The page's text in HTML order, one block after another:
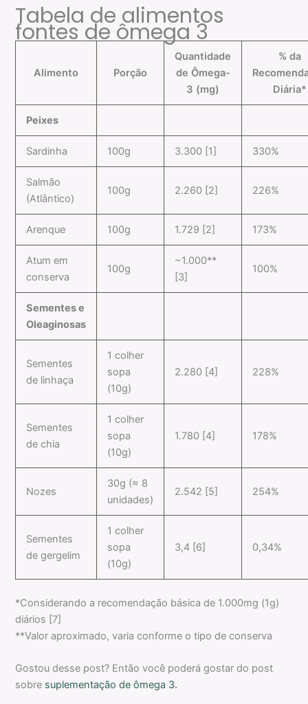
Tabela de alimentos
fontes de ômega 3
Alimento Porção
Quantidade
de Ômega-
3 (mg)
% da
Diária*
Peixes
Sardinha 100g 3.300 [1] 330%
Salmão
(Atlântico)
100g 2.260 [2] 226%
Arenque 100g 1.729 [2] 173%
Atum em
conserva
100g
~1.000**
[3]
100%
Sementes e
Oleaginosas
Sementes
de linhaça
1 colher
sopa
(10g)
2.280 [4] 228%
Sementes
de chia
1 colher
sopa
(10g)
1.780 [4] 178%
Nozes
30g (≈ 8
unidades)
2.542 [5] 254%
Sementes
de gergelim
1 colher
sopa
(10g)
3,4 [6] 0,34%
*Considerando a recomendação básica de 1.000mg (1g)
diários [7]
**Valor aproximado, varia conforme o tipo de conserva
Gostou desse post? Então você poderá gostar do post
sobre suplementação de ômega 3.